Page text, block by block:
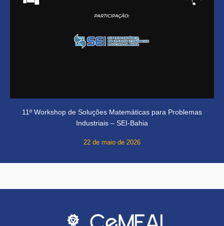
11º Workshop de Soluções Matemáticas para Problemas
Industriais – SEI-Bahia
22 de maio de 2026